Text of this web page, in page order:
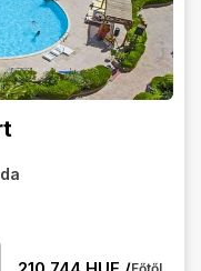
Főtől